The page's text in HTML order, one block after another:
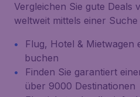
Vergleichen Sie gute Deals
weltweit mittels einer Suche
Flug, Hotel & Mietwagen
buchen
Finden Sie garantiert
über 9000 Destinationen